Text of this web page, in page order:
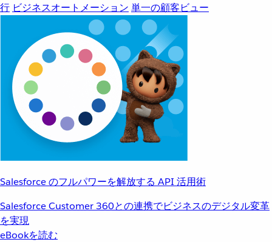
行 ビジネスオートメーション 単一の顧客ビュー
Salesforce のフルパワーを解放する API 活用術
Salesforce Customer 360との連携でビジネスのデジタル変革
を実現
eBookを読む